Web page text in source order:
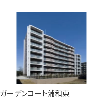
ガーデンコート浦和東